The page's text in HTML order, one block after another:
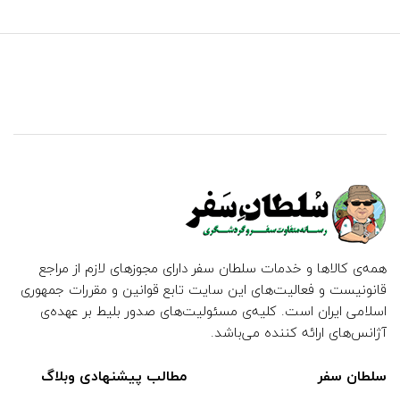
همه‌ی کالاها و خدمات سلطان سفر دارای مجوزهای لازم از مراجع
قانونیست و فعالیت‌های این سایت تابع قوانین و مقررات جمهوری
اسلامی ایران است. کلیه‌ی مسئولیت‌های صدور بلیط بر عهده‌ی
آژانس‌های ارائه کننده می‌باشد.
سلطان سفر مطالب پیشنهادی وبلاگ